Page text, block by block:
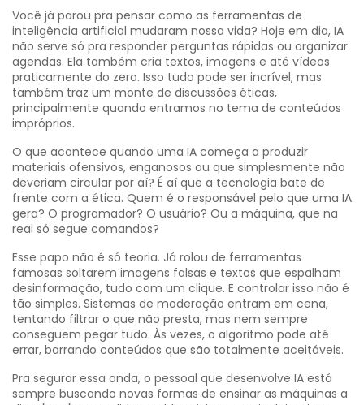
Você já parou pra pensar como as ferramentas de
inteligência artificial mudaram nossa vida? Hoje em dia, IA
não serve só pra responder perguntas rápidas ou organizar
agendas. Ela também cria textos, imagens e até vídeos
praticamente do zero. Isso tudo pode ser incrível, mas
também traz um monte de discussões éticas,
principalmente quando entramos no tema de conteúdos
impróprios.
O que acontece quando uma IA começa a produzir
materiais ofensivos, enganosos ou que simplesmente não
deveriam circular por aí? É aí que a tecnologia bate de
frente com a ética. Quem é o responsável pelo que uma IA
gera? O programador? O usuário? Ou a máquina, que na
real só segue comandos?
Esse papo não é só teoria. Já rolou de ferramentas
famosas soltarem imagens falsas e textos que espalham
desinformação, tudo com um clique. E controlar isso não é
tão simples. Sistemas de moderação entram em cena,
tentando filtrar o que não presta, mas nem sempre
conseguem pegar tudo. Às vezes, o algoritmo pode até
errar, barrando conteúdos que são totalmente aceitáveis.
Pra segurar essa onda, o pessoal que desenvolve IA está
sempre buscando novas formas de ensinar as máquinas a